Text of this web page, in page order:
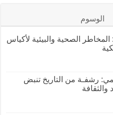
الوسوم
المخاطر الصحية والبيئية لأكياس
رشفـة من التاريخ تنبض
والثقافة